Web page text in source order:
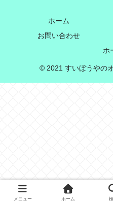
ホーム
お問い合わせ
ホ
© 2021 すいぼうやの
メニュー ホーム